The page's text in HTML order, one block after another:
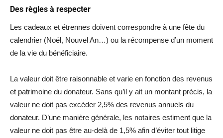
Des règles à respecter
Les cadeaux et étrennes doivent correspondre à une fête du
calendrier (Noël, Nouvel An…) ou la récompense d’un moment
de la vie du bénéficiaire.
La valeur doit être raisonnable et varie en fonction des revenus
et patrimoine du donateur. Sans qu’il y ait un montant précis, la
valeur ne doit pas excéder 2,5% des revenus annuels du
donateur. D’une manière générale, les notaires estiment que la
valeur ne doit pas être au-delà de 1,5% afin d’éviter tout litige